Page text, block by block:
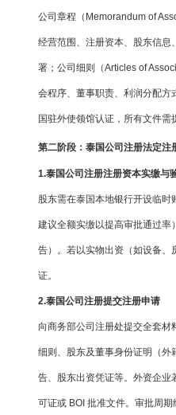
公司章程（Memorandum of
经营范围、注册资本、股东信息
署；公司细则（Articles of
会程序、董事职责、利润分配方
国驻外使领馆认证，所有文件需
第二阶段：泰国公司注册法定注
1.泰国公司注册注册资本实缴与
股东需在泰国本地银行开设临
建议全额实缴以提高审批通过率
告）。若以实物出资（如设备、
证。
2.泰国公司注册提交注册申请
向商务部公司注册处提交全套材
细则、股东及董事身份证明（外
告、股东出资凭证等。外资企业
可证或 BOI 批准文件。审批周